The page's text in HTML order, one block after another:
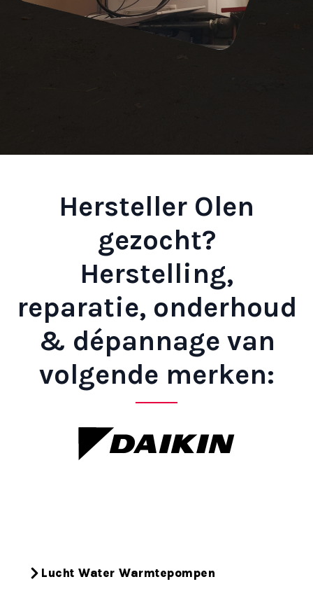
Hersteller Olen
gezocht?
Herstelling,
reparatie, onderhoud
& dépannage van
volgende merken:
Lucht Water Warmtepompen